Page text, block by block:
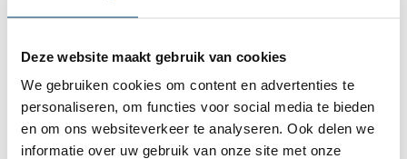
Deze website maakt gebruik van cookies
We gebruiken cookies om content en advertenties te
personaliseren, om functies voor social media te bieden
en om ons websiteverkeer te analyseren. Ook delen we
informatie over uw gebruik van onze site met onze
50m Nylondraad
0.5mm
2,11
Bekijk product